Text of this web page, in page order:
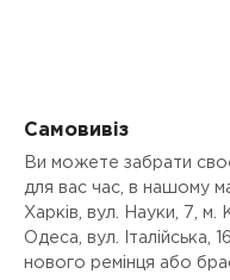
Самовивіз
Ви можете забрати
для вас час, в нашому
Харків, вул. Науки, 7, м.
Одеса, вул. Італійська,
нового ремінця або